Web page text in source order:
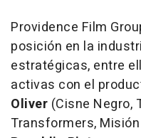
Providence Film
posición en la
estratégicas, entre
activas con el
Oliver (Cisne Negro,
Transformers,